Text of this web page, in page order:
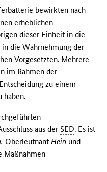
bewirkten nach
erheblichen
dieser Einheit in die
die Wahrnehmung der
Vorgesetzten. Mehrere
im Rahmen der
zu einem
haben.
aus derSED. Es ist
OberleutnantHein und
Maßnahmen